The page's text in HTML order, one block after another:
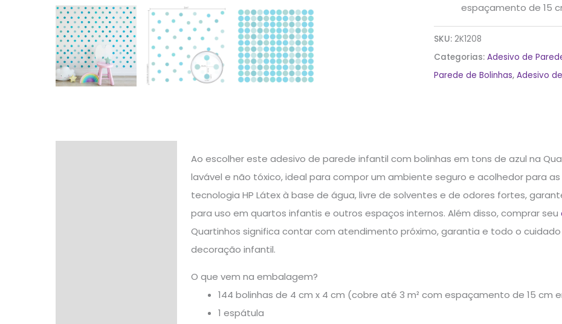
espaçamento de 15
SKU:2K1208
Categorias:Adesivo de
Parede de Bolinhas,Adesivo
Ao escolher este adesivo de parede infantil com bolinhas em tons de azul na
lavável e não tóxico, ideal para compor um ambiente seguro e acolhedor para
tecnologia HP Látex à base de água, livre de solventes e de odores fortes,
para uso em quartos infantis e outros espaços internos. Além disso, comprar seu
Quartinhos significa contar com atendimento próximo, garantia e todo o
decoração infantil.
O que vem na embalagem?
144 bolinhas de 4 cm x 4 cm (cobre até 3 m² com espaçamento de 15 cm
1 espátula